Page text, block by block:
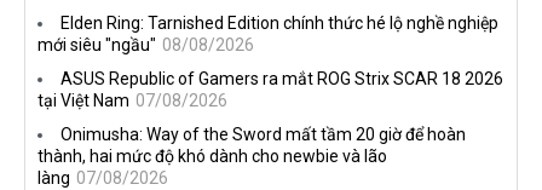
Elden Ring: Tarnished Edition chính thức hé lộ nghề nghiệp
mới siêu "ngầu" 08/08/2026
ASUS Republic of Gamers ra mắt ROG Strix SCAR 18 2026
tại Việt Nam 07/08/2026
Onimusha: Way of the Sword mất tầm 20 giờ để hoàn
thành, hai mức độ khó dành cho newbie và lão
làng 07/08/2026